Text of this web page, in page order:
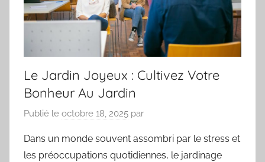
Le Jardin Joyeux : Cultivez Votre
Bonheur Au Jardin
Publié le octobre 18, 2025 par
Dans un monde souvent assombri par le stress et
les préoccupations quotidiennes, le jardinage